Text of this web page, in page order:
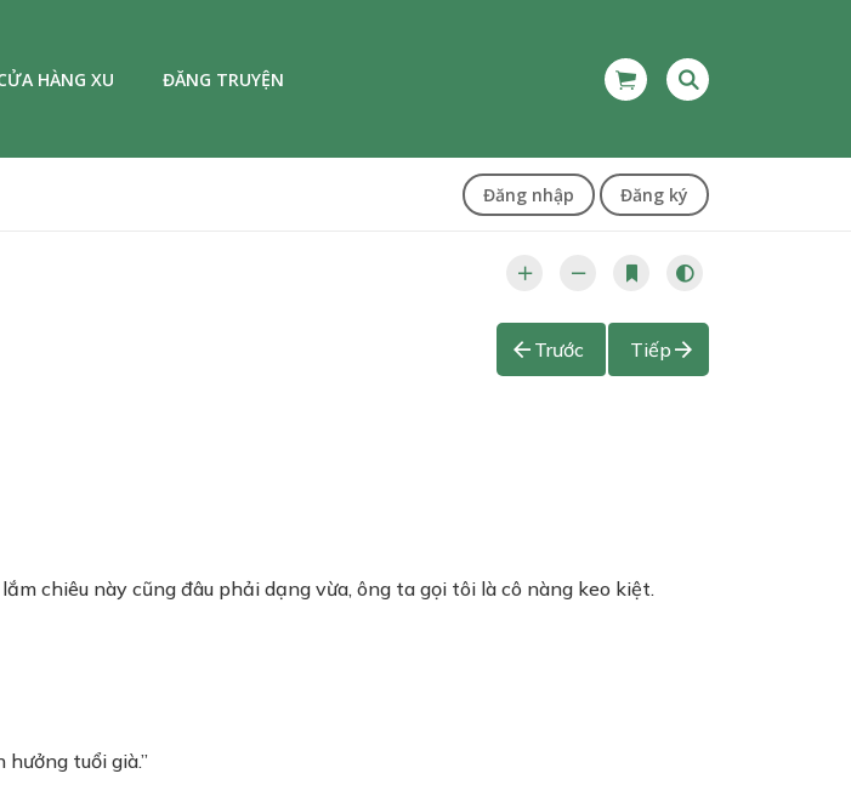
HÀNG XU ĐĂNG TRUYỆN
Đăng nhập Đăng ký
Trước Tiếp
chiêu này cũng đâu phải dạng vừa, ông ta gọi tôi là cô nàng keo kiệt.
hưởng tuổi già.”